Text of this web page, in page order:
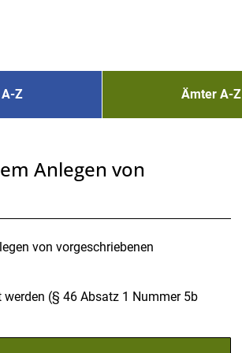
Z Ämter A-Z
Anlegen von
von vorgeschriebenen
(§ 46 Absatz 1 Nummer 5b